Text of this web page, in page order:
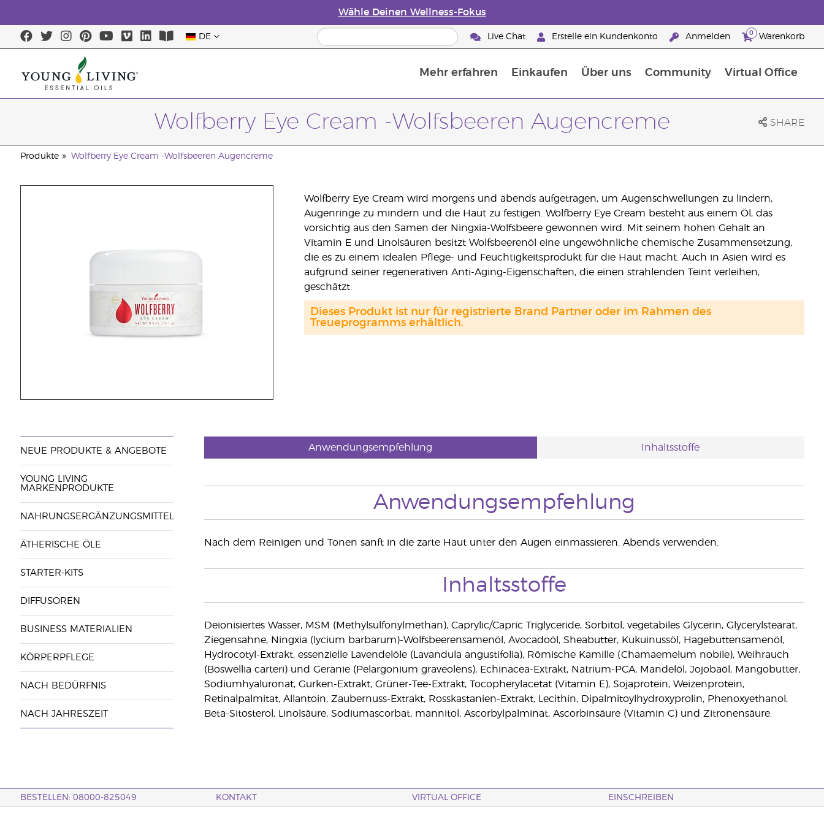
Wähle Deinen Wellness-Fokus
DE Live Chat Erstelle ein Kundenkonto Anmelden 0 Warenkorb
Mehr erfahren Einkaufen Über uns Community Virtual Office
Wolfberry Eye Cream -Wolfsbeeren Augencreme SHARE
Produkte Wolfberry Eye Cream -Wolfsbeeren Augencreme
Wolfberry Eye Cream wird morgens und abends aufgetragen, um Augenschwellungen zu lindern,
Augenringe zu mindern und die Haut zu festigen. Wolfberry Eye Cream besteht aus einem Öl, das
vorsichtig aus den Samen der Ningxia-Wolfsbeere gewonnen wird. Mit seinem hohen Gehalt an
Vitamin E und Linolsäuren besitzt Wolfsbeerenöl eine ungewöhnliche chemische Zusammensetzung,
die es zu einem idealen Pflege- und Feuchtigkeitsprodukt für die Haut macht. Auch in Asien wird es
aufgrund seiner regenerativen Anti-Aging-Eigenschaften, die einen strahlenden Teint verleihen,
geschätzt.
Dieses Produkt ist nur für registrierte Brand Partner oder im Rahmen des
Treueprogramms erhältlich.
NEUE PRODUKTE & ANGEBOTE
YOUNG LIVING
MARKENPRODUKTE
NAHRUNGSERGÄNZUNGSMITTEL
ÄTHERISCHE ÖLE
STARTER-KITS
DIFFUSOREN
BUSINESS MATERIALIEN
KÖRPERPFLEGE
NACH BEDÜRFNIS
NACH JAHRESZEIT
Anwendungsempfehlung Inhaltsstoffe
Anwendungsempfehlung
Nach dem Reinigen und Tonen sanft in die zarte Haut unter den Augen einmassieren. Abends verwenden.
Inhaltsstoffe
Deionisiertes Wasser, MSM (Methylsulfonylmethan), Caprylic/Capric Triglyceride, Sorbitol, vegetabiles Glycerin, Glycerylstearat,
Ziegensahne, Ningxia (lycium barbarum)-Wolfsbeerensamenöl, Avocadoöl, Sheabutter, Kukuinussöl, Hagebuttensamenöl,
Hydrocotyl-Extrakt, essenzielle Lavendelöle (Lavandula angustifolia), Römische Kamille (Chamaemelum nobile), Weihrauch
(Boswellia carteri) und Geranie (Pelargonium graveolens), Echinacea-Extrakt, Natrium-PCA, Mandelöl, Jojobaöl, Mangobutter,
Sodiumhyaluronat, Gurken-Extrakt, Grüner-Tee-Extrakt, Tocopherylacetat (Vitamin E), Sojaprotein, Weizenprotein,
Retinalpalmitat, Allantoin, Zaubernuss-Extrakt, Rosskastanien-Extrakt, Lecithin, Dipalmitoylhydroxyprolin, Phenoxyethanol,
Beta-Sitosterol, Linolsäure, Sodiumascorbat, mannitol, Ascorbylpalminat, Ascorbinsäure (Vitamin C) und Zitronensäure.
BESTELLEN: 08000-825049 KONTAKT VIRTUAL OFFICE EINSCHREIBEN